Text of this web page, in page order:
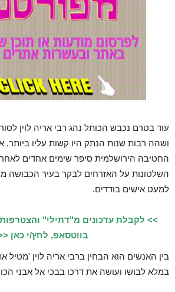
עוד בטרם נכבש הכותל נהג רבי אריה לוין
ושהה רבות שנות הנתק היו קשות עליו ביותר.
החטיבה הירושלמית סיפר שימים אחדים
השלטונות על האזרחים לבקר בעיר הכבושה
למעט אישים בודדים.
>> לקבלת עדכונים מ"דתילי"
בווטסאפ, לחץ/י כאן
בין האנשים הוא הבחין ברבי אריה לוין
במלא לבושו ועושה את דרכו בבכי אל אבני